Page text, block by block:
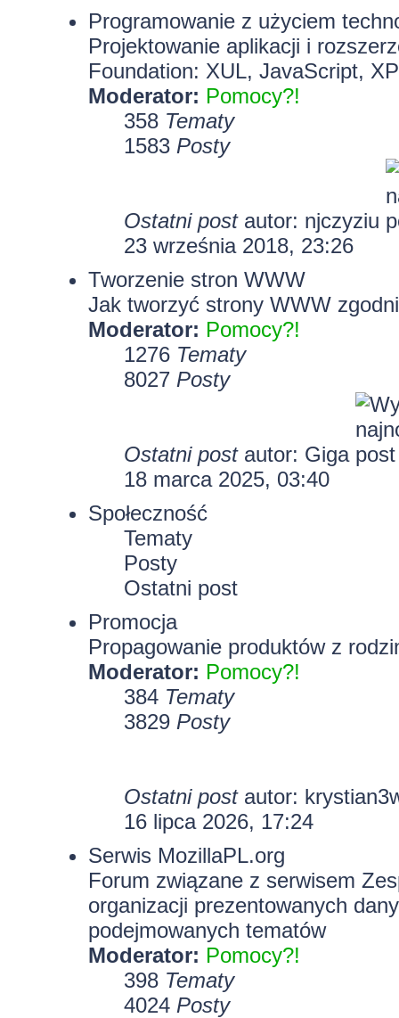
Programowanie z użyciem
Projektowanie aplikacji i
Foundation: XUL, JavaScript,
Moderator: Pomocy?!
358 Tematy
1583 Posty
Ostatni postautor: njczyziu
23 września 2018, 23:26
Tworzenie stron WWW
Jak tworzyć strony WWW
Moderator: Pomocy?!
1276 Tematy
8027 Posty
Ostatni postautor: Giga
18 marca 2025, 03:40
Społeczność
Tematy
Posty
Ostatni post
Promocja
Propagowanie produktów z
Moderator: Pomocy?!
384 Tematy
3829 Posty
Ostatni postautor:
16 lipca 2026, 17:24
Serwis MozillaPL.org
Forum związane z serwisem
organizacji prezentowanych
podejmowanych tematów
Moderator: Pomocy?!
398 Tematy
4024 Posty